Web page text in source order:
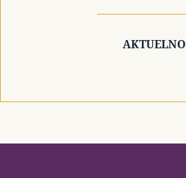
AKTUELNO